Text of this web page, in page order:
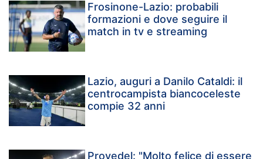
Frosinone-Lazio: probabili
formazioni e dove seguire il
match in tv e streaming
Lazio, auguri a Danilo Cataldi: il
centrocampista biancoceleste
compie 32 anni
Provedel: "Molto felice di essere